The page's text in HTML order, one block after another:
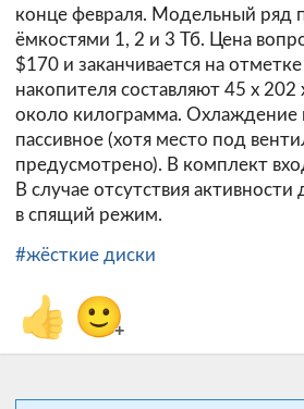
конце февраля. Модельный ряд
ёмкостями 1, 2 и 3 Тб. Цена
$170 и заканчивается на
накопителя составляют 45 х
около килограмма. Охлаждение
пассивное (хотя место под
предусмотрено). В комплект
В случае отсутствия
в спящий режим.
#жёсткие диски
👍 🙂+